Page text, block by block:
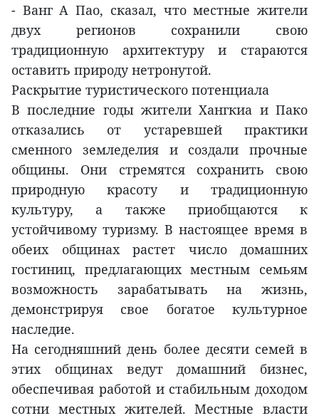
- Ванг А Пао, сказал, что местные жители
двух регионов сохранили свою
традиционную архитектуру и стараются
оставить природу нетронутой.
Раскрытие туристического потенциала
В последние годы жители Хангкиа и Пако
отказались от устаревшей практики
сменного земледелия и создали прочные
общины. Они стремятся сохранить свою
природную красоту и традиционную
культуру, а также приобщаются к
устойчивому туризму. В настоящее время в
обеих общинах растет число домашних
гостиниц, предлагающих местным семьям
возможность зарабатывать на жизнь,
демонстрируя свое богатое культурное
наследие.
На сегодняшний день более десяти семей в
этих общинах ведут домашний бизнес,
обеспечивая работой и стабильным доходом
сотни местных жителей. Местные власти